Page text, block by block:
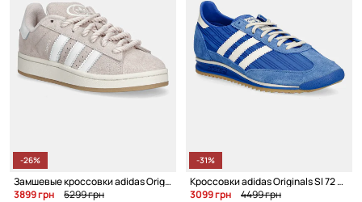
-26%
Замшевые кроссовки adidas Originals Campus 00S W
3899 грн
5299 грн
-31%
Кроссовки adidas Originals Sl 72 OG W
3099 грн
4499 грн